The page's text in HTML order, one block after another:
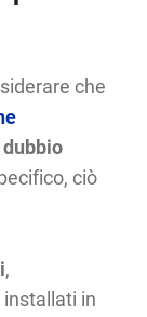
che
dubbio
ciò
,
in